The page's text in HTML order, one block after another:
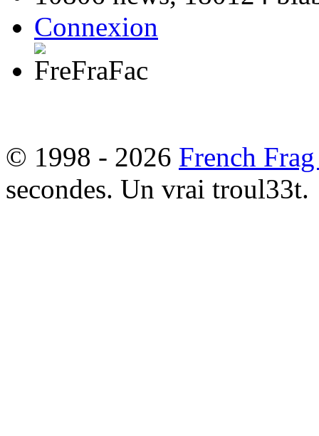
Connexion
© 1998 - 2026 French
secondes. Un vrai troul33t.